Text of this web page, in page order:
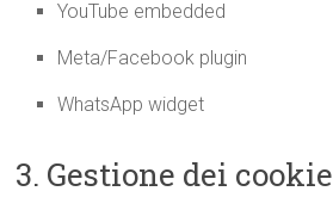
YouTube embedded
Meta/Facebook plugin
WhatsApp widget
3. Gestione dei cookie